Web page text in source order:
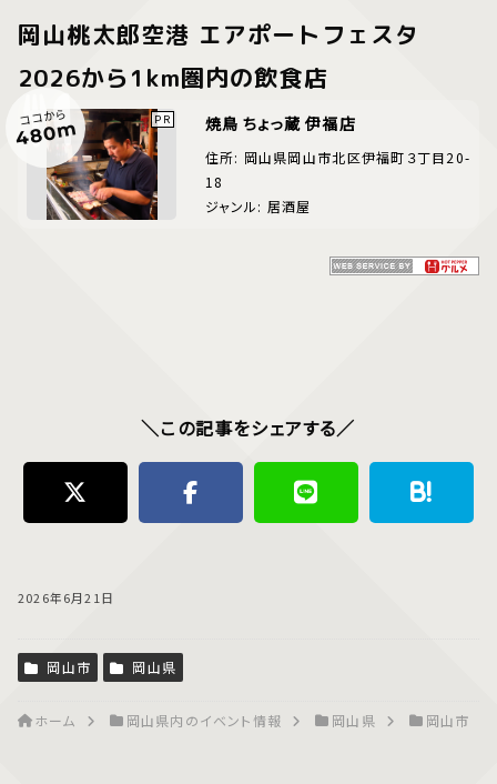
岡山桃太郎空港 エアポートフェスタ
2026から1km圏内の飲食店
ココから
480m 焼鳥 ちょっ蔵 伊福店
住所: 岡山県岡山市北区伊福町３丁目20-
18
ジャンル: 居酒屋
＼この記事をシェアする／
2026年6月21日
岡山市 岡山県
ホーム 岡山県内のイベント情報 岡山県 岡山市